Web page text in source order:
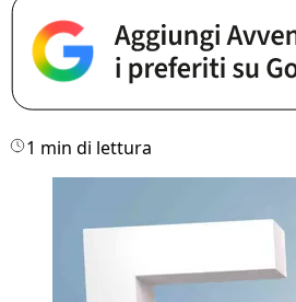
1 min di lettura